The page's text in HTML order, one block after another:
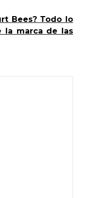
Bees? Todo lo
la marca de las